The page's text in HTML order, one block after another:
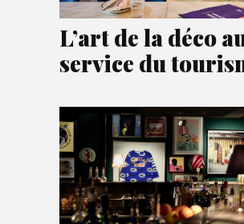
L’art de la déco
service du